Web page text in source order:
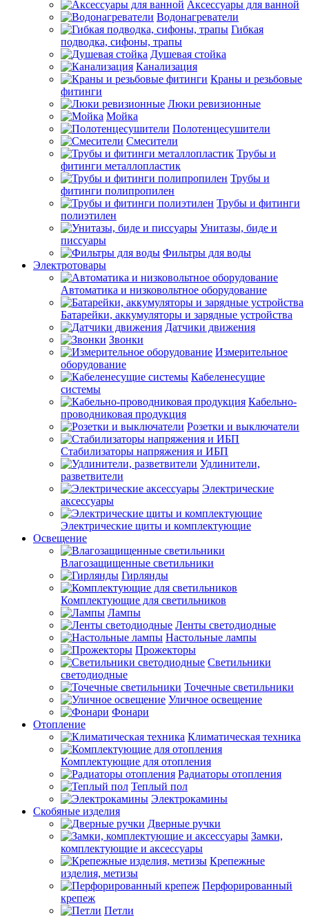
Аксессуары для ванной
Водонагреватели
Гибкая
подводка, сифоны, трапы
Душевая стойка
Канализация
Краны и резьбовые
фитинги
Люки ревизионные
Мойка
Полотенцесушители
Смесители
Трубы и
фитинги металлопластик
Трубы и
фитинги полипропилен
Трубы и фитинги
полиэтилен
Унитазы, биде и
писсуары
Фильтры для воды
Электротовары
Автоматика и низковольтное оборудование
Батарейки, аккумуляторы и зарядные устройства
Датчики движения
Звонки
Измерительное
оборудование
Кабеленесущие
системы
Кабельно-
проводниковая продукция
Розетки и выключатели
Стабилизаторы напряжения и ИБП
Удлинители,
разветвители
Электрические
аксессуары
Электрические щиты и комплектующие
Освещение
Влагозащищенные светильники
Гирлянды
Комплектующие для светильников
Лампы
Ленты светодиодные
Настольные лампы
Прожекторы
Светильники
светодиодные
Точечные светильники
Уличное освещение
Фонари
Отопление
Климатическая техника
Комплектующие для отопления
Радиаторы отопления
Теплый пол
Электрокамины
Скобяные изделия
Дверные ручки
Замки,
комплектующие и аксессуары
Крепежные
изделия, метизы
Перфорированный
крепеж
Петли